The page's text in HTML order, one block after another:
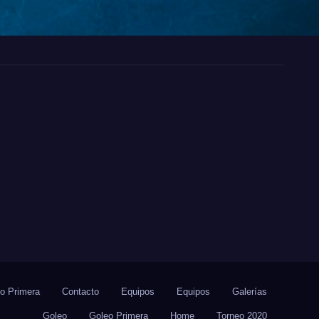
Primera Contacto Equipos Equipos Galerías
Goleo Goleo Primera Home Torneo 2020